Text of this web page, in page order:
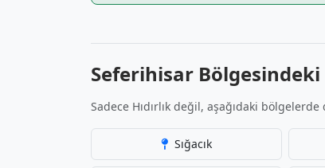
Seferihisar
Sadece Hıdırlık değil, aşağıdaki
Sığacık